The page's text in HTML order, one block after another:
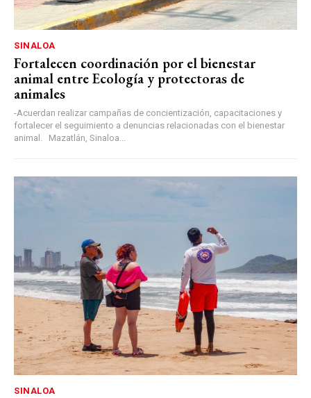
SINALOA
Fortalecen coordinación por el bienestar
animal entre Ecología y protectoras de
animales
-Acuerdan realizar campañas de concientización, capacitaciones y
fortalecer el seguimiento a denuncias relacionadas con el bienestar
animal. Mazatlán, Sinaloa...
SINALOA